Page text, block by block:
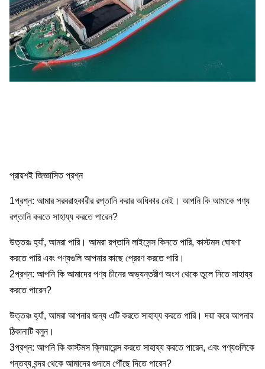
প্রায়শই জিজ্ঞাসিত প্রশ্ন
1প্রশ্ন: আমার সরবরাহকারীর রপ্তানি করার অধিকার নেই। আপনি কি আমাকে পণ্য
রপ্তানি করতে সাহায্য করতে পারেন?
উত্তরঃ হ্যাঁ, আমরা পারি। আমরা রপ্তানি লাইসেন্স কিনতে পারি, কাস্টমস ঘোষণা
করতে পারি এবং পণ্যগুলি আপনার কাছে প্রেরণ করতে পারি।
2প্রশ্ন: আপনি কি আমাদের পণ্য চীনের অভ্যন্তরীণ অংশ থেকে তুলে নিতে সাহায্য
করতে পারেন?
উত্তরঃ হ্যাঁ, আমরা আপনার জন্য এটি করতে সাহায্য করতে পারি। দয়া করে আপনার
ঠিকানাটি বলুন।
3প্রশ্ন: আপনি কি কাস্টমস ক্লিয়ারেন্স করতে সাহায্য করতে পারেন, এবং পণ্যগুলিকে
গন্তব্য বন্দর থেকে আমাদের গুদামে পৌঁছে দিতে পারেন?